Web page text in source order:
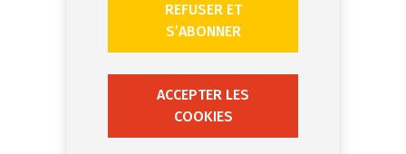
REFUSER ET
S’ABONNER
ACCEPTER LES
COOKIES